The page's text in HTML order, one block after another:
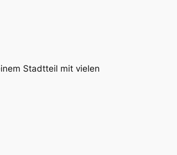
Stadtteil mit vielen